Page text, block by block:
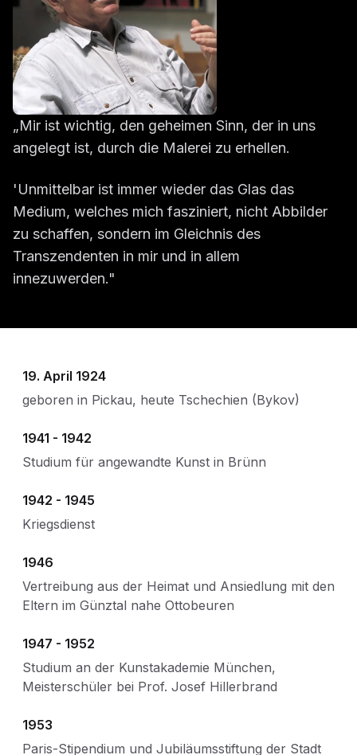
„Mir ist wichtig, den geheimen Sinn, der in uns
angelegt ist, durch die Malerei zu erhellen.
'Unmittelbar ist immer wieder das Glas das
Medium, welches mich fasziniert, nicht Abbilder
zu schaffen, sondern im Gleichnis des
Transzendenten in mir und in allem
innezuwerden."
Lebenslauf Erich Schickling
19. April 1924
geboren in Pickau, heute Tschechien (Bykov)
1941 - 1942
Studium für angewandte Kunst in Brünn
1942 - 1945
Kriegsdienst
1946
Vertreibung aus der Heimat und Ansiedlung mit den
Eltern im Günztal nahe Ottobeuren
1947 - 1952
Studium an der Kunstakademie München,
Meisterschüler bei Prof. Josef Hillerbrand
1953
Paris-Stipendium und Jubiläumsstiftung der Stadt